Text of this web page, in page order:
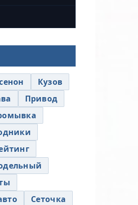
Кузов
Привод
Сеточка